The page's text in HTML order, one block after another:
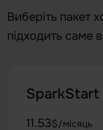
Виберіть пакет
підходить саме
SparkStart
11.53$/місяць